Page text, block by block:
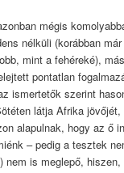
mégis
nélküli (korábban
mint a fehéreké),
pontatlan
ismertetők szerint
látja Afrika
alapulnak, hogy az ő
– pedig a tesztek
nem is meglepő,